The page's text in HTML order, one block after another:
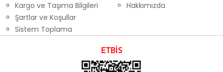
Kargo ve Taşıma Bilgileri
Şartlar ve Koşullar
Sistem Toplama
Hakkımızda
ETBİS